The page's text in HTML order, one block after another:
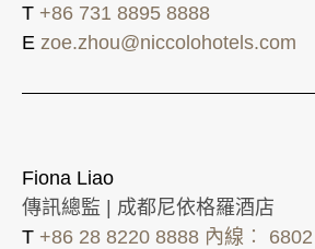
T +86 731 8895 8888
E zoe.zhou@niccolohotels.com
Fiona Liao
傳訊總監 | 成都尼依格羅酒店
T +86 28 8220 8888 內線︰ 6802